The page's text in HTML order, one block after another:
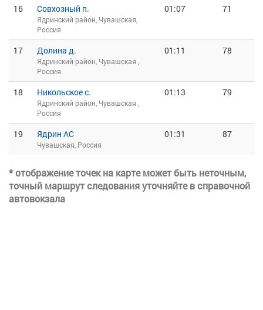
16 Совхозный п.
Ядринский район, Чувашская,
Россия
01:07 71
17 Долина д.
Ядринский район, Чувашская ,
Россия
01:11 78
18 Никольское с.
Ядринский район, Чувашская ,
Россия
01:13 79
19 Ядрин АС
Чувашская, Россия
01:31 87
* отображение точек на карте может быть неточным,
точный маршрут следования уточняйте в справочной
автовокзала